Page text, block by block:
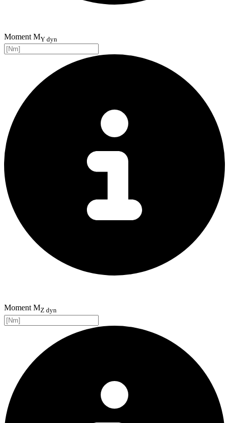
Moment MY dyn
Moment MZ dyn